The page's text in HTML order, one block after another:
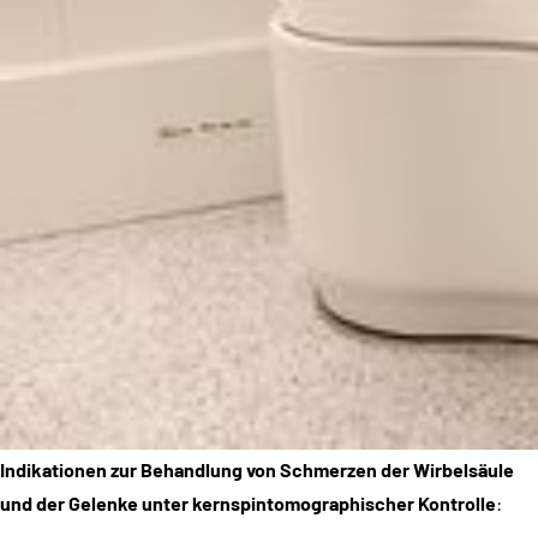
Indikationen zur Behandlung von Schmerzen der Wirbelsäule
und der Gelenke unter kernspintomographischer Kontrolle: